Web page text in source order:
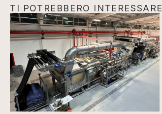
TI POTREBBERO INTERESSARE